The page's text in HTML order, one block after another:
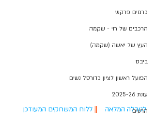
כרמים פרקש
הרכבים של רוי - שקמה
העץ של יאשה (שקמה)
ביבס
הפועל ראשון לציון כדורסל נשים
עונת 2025-26
הרעים
לטבלה המלאה ללוח המשחקים המעודכן